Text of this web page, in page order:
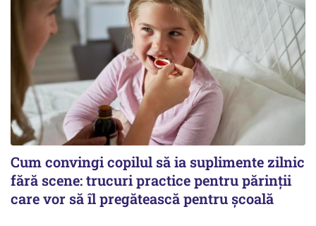
Cum convingi copilul să ia suplimente zilnic
fără scene: trucuri practice pentru părinții
care vor să îl pregătească pentru școală